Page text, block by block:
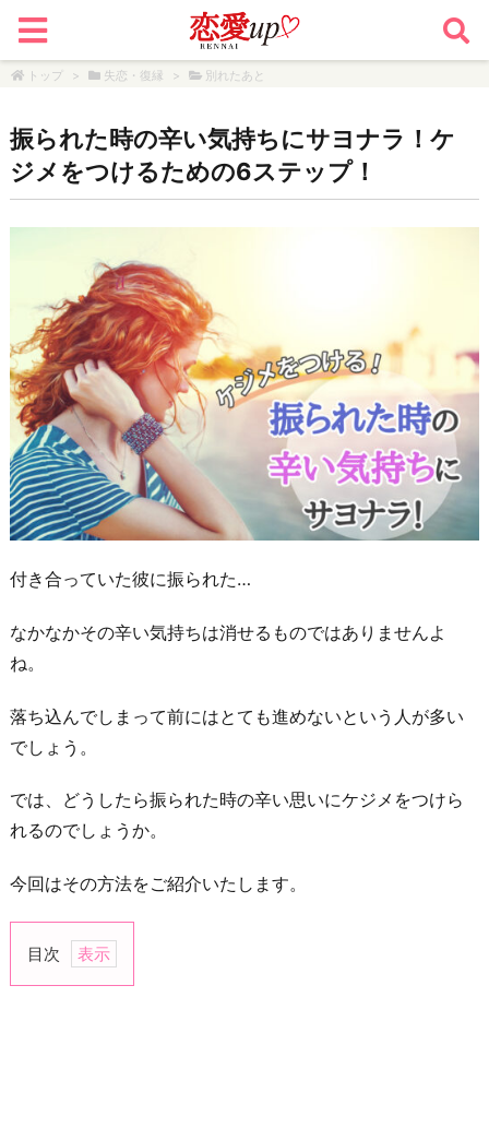
トップ > 失恋・復縁 > 別れたあと
振られた時の辛い気持ちにサヨナラ！ケ
ジメをつけるための6ステップ！
付き合っていた彼に振られた…
なかなかその辛い気持ちは消せるものではありませんよ
ね。
落ち込んでしまって前にはとても進めないという人が多い
でしょう。
では、どうしたら振られた時の辛い思いにケジメをつけら
れるのでしょうか。
今回はその方法をご紹介いたします。
目次
1.